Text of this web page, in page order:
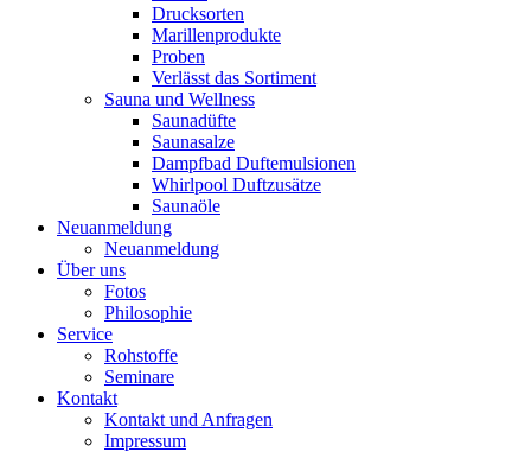
Drucksorten
Marillenprodukte
Proben
Verlässt das Sortiment
Sauna und Wellness
Saunadüfte
Saunasalze
Dampfbad Duftemulsionen
Whirlpool Duftzusätze
Saunaöle
Neuanmeldung
Neuanmeldung
Über uns
Fotos
Philosophie
Service
Rohstoffe
Seminare
Kontakt
Kontakt und Anfragen
Impressum